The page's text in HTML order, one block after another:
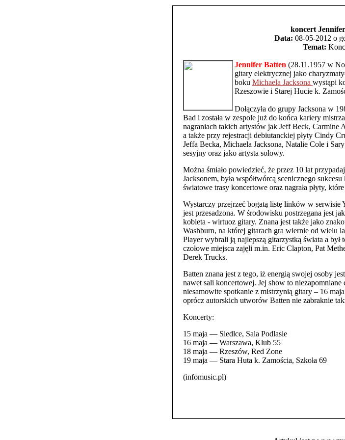
koncert
Data: 08-05-2012 o
Temat:
Jennifer Batten (28.11.1957 w
gitary elektrycznej jako
boku Michaela Jacksona wystąpi
Rzeszowie i Starej Hucie k.
Dołączyła do grupy Jacksona w
Bad i została w zespole już do końca kariery
nagraniach takich artystów jak Jeff Beck, Carmine
a także przy rejestracji debiutanckiej płyty Cindy
Jeffa Becka, Michaela Jacksona, Natalie Cole i
sesyjny oraz jako artysta solowy.
Można śmiało powiedzieć, że przez 10 lat
Jacksonem, była współtwórcą scenicznego
światowe trasy koncertowe oraz nagrała płyty,
Wystarczy przejrzeć bogatą listę linków w serwisie
jest przesadzona. W środowisku postrzegana jest
kobieta - wirtuoz gitary. Znana jest także jako
Washburn, na której gitarach gra wiernie od wielu
Player wybrali ją najlepszą gitarzystką świata a
czołowe miejsca zajęli m.in. Eric Clapton, Pat
Derek Trucks.
Batten znana jest z tego, iż energią swojej osoby
nawet sali koncertowej. Jej show to
niesamowite spotkanie z mistrzynią gitary – 16
oprócz autorskich utworów Batten nie zabraknie
Koncerty:
15 maja — Siedlce, Sala Podlasie
16 maja — Warszawa, Klub 55
18 maja — Rzeszów, Red Zone
19 maja — Stara Huta k. Zamościa, Szkoła 69
(infomusic.pl)